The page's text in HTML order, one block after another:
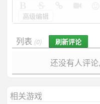
高级编辑
列表 (0) 刷新评论
还没有人评论
相关游戏